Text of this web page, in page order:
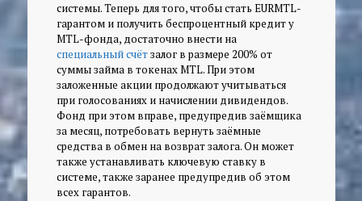
системы. Теперь для того, чтобы стать EURMTL-
гарантом и получить беспроцентный кредит у
MTL-фонда, достаточно внести на
специальный счётзалог в размере 200% от
суммы займа в токенах MTL. При этом
заложенные акции продолжают учитываться
при голосованиях и начислении дивидендов.
Фонд при этом вправе, предупредив заёмщика
за месяц, потребовать вернуть заёмные
средства в обмен на возврат залога. Он может
также устанавливать ключевую ставку в
системе, также заранее предупредив об этом
всех гарантов.